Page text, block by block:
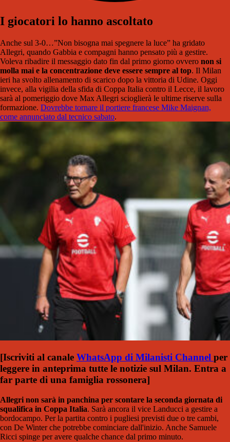
I giocatori lo hanno ascoltato
Anche sul 3-0…”Non bisogna mai spegnere la luce” ha gridato
Allegri, quando Gabbia e compagni hanno pensato più a gestire.
Voleva ribadire il messaggio dato fin dal primo giorno ovvero non si
molla mai e la concentrazione deve essere sempre al top. Il Milan
ieri ha svolto allenamento di scarico dopo la vittoria di Udine. Oggi
invece, alla vigilia della sfida di Coppa Italia contro il Lecce, il lavoro
sarà al pomeriggio dove Max Allegri scioglierà le ultime riserve sulla
formazione. Dovrebbe tornare il portiere francese Mike Maignan,
come annunciato dal tecnico sabato.
[Iscriviti al canale WhatsApp di Milanisti Channel per
leggere in anteprima tutte le notizie sul Milan. Entra a
far parte di una famiglia rossonera]
Allegri non sarà in panchina per scontare la seconda giornata di
squalifica in Coppa Italia. Sarà ancora il vice Landucci a gestire a
bordocampo. Per la partita contro i pugliesi previsti due o tre cambi,
con De Winter che potrebbe cominciare dall'inizio. Anche Samuele
Ricci spinge per avere qualche chance dal primo minuto.